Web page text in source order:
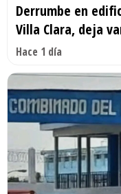
Derrumbe en
Villa Clara, deja
Hace 1 día